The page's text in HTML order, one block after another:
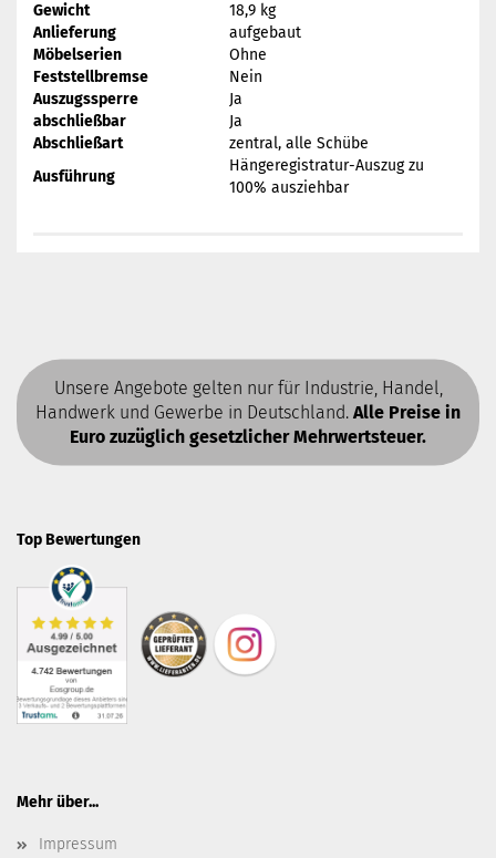
Gewicht
18,9 kg
Anlieferung
aufgebaut
Möbelserien
Ohne
Feststellbremse
Nein
Auszugssperre
Ja
abschließbar
Ja
Abschließart
zentral, alle Schübe
Ausführung
Hängeregistratur-Auszug zu
100% ausziehbar
Unsere Angebote gelten nur für Industrie, Handel,
Handwerk und Gewerbe in Deutschland. Alle Preise in
Euro zuzüglich gesetzlicher Mehrwertsteuer.
Top Bewertungen
Mehr über...
Impressum